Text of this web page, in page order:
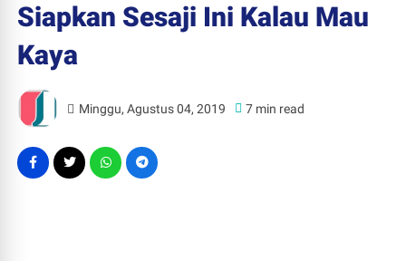
Siapkan Sesaji Ini Kalau Mau
Kaya
Minggu, Agustus 04, 2019 7 min read